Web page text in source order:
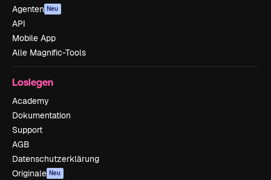
Agenten Neu
API
Mobile App
Alle Magnific-Tools
Loslegen
Academy
Dokumentation
Support
AGB
Datenschutzerklärung
Originale Neu